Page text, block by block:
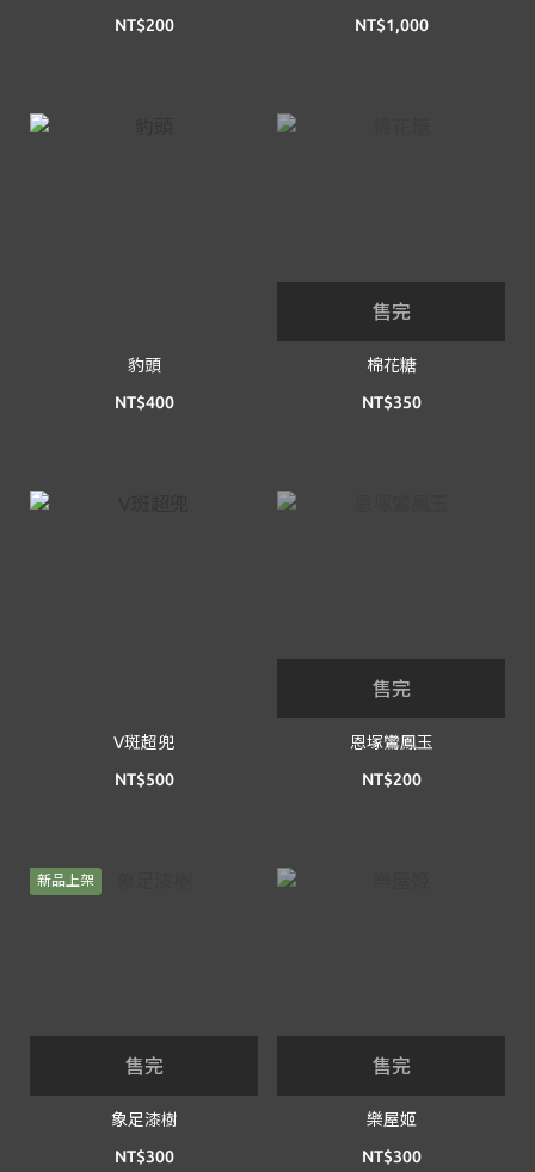
NT$200
NT$1,000
豹頭
NT$400
售完
棉花糖
NT$350
V斑超兜
NT$500
售完
恩塚鸞鳳玉
NT$200
新品上架
售完
象足漆樹
NT$300
售完
樂屋姬
NT$300